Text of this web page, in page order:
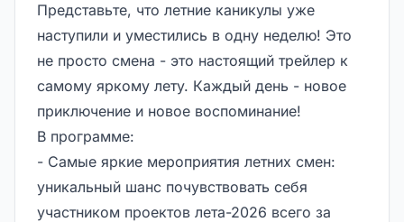
Представьте, что летние каникулы уже
наступили и уместились в одну неделю! Это
не просто смена - это настоящий трейлер к
самому яркому лету. Каждый день - новое
приключение и новое воспоминание!
В программе:
- Самые яркие мероприятия летних смен:
уникальный шанс почувствовать себя
участником проектов лета-2026 всего за